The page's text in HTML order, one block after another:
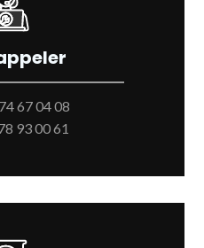
67 04 08
93 00 61